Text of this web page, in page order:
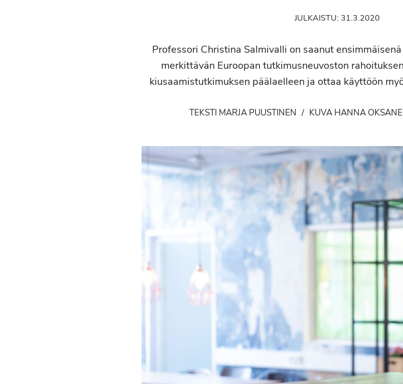
JULKAISTU: 31.3.2020
Professori Christina Salmivalli on saanut
merkittävän Euroopan tutkimusneuvoston
kiusaamistutkimuksen päälaelleen ja ottaa käyttöön
TEKSTI MARJA PUUSTINEN / KUVA HANNA